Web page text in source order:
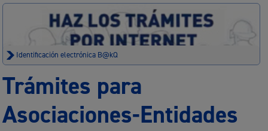
Identificación electrónica B@kQ
Trámites para
Asociaciones-Entidades